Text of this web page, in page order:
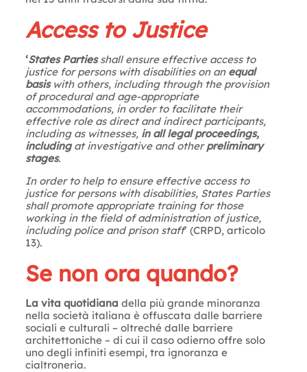
Access to Justice
‘States Partiesshall ensure effective access to
justice for persons with disabilities on an equal
basiswith others, including through the provision
of procedural and age-appropriate
accommodations, in order to facilitate their
effective role as direct and indirect participants,
including as witnesses, in all legal proceedings,
includingat investigative and otherpreliminary
stages.
In order to help to ensure effective access to
justice for persons with disabilities, States Parties
shall promote appropriate training for those
working in the field of administration of justice,
including police and prison staff’ (CRPD, articolo
13).
Se non ora quando?
La vita quotidiana della più grande minoranza
nella società italiana è offuscata dalle barriere
sociali e culturali – oltreché dalle barriere
architettoniche – di cui il caso odierno offre solo
uno degli infiniti esempi, tra ignoranza e
cialtroneria.